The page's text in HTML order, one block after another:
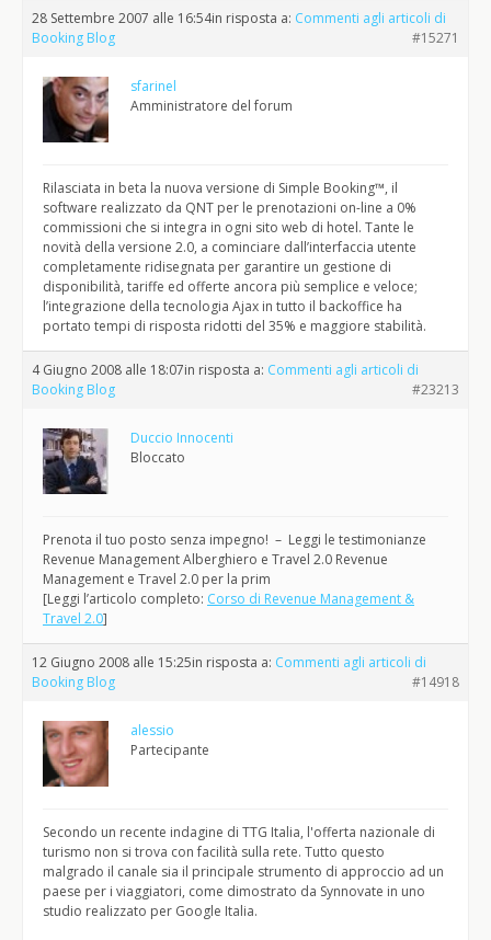
28 Settembre 2007 alle 16:54in risposta a: Commenti agli articoli di
Booking Blog
#15271
sfarinel
Amministratore del forum
Rilasciata in beta la nuova versione di Simple Booking™, il
software realizzato da QNT per le prenotazioni on-line a 0%
commissioni che si integra in ogni sito web di hotel. Tante le
novità della versione 2.0, a cominciare dall’interfaccia utente
completamente ridisegnata per garantire un gestione di
disponibilità, tariffe ed offerte ancora più semplice e veloce;
l’integrazione della tecnologia Ajax in tutto il backoffice ha
portato tempi di risposta ridotti del 35% e maggiore stabilità.
4 Giugno 2008 alle 18:07in risposta a: Commenti agli articoli di
Booking Blog
#23213
Duccio Innocenti
Bloccato
Prenota il tuo posto senza impegno! – Leggi le testimonianze
Revenue Management Alberghiero e Travel 2.0 Revenue
Management e Travel 2.0 per la prim
[Leggi l’articolo completo: Corso di Revenue Management &
Travel 2.0]
12 Giugno 2008 alle 15:25in risposta a: Commenti agli articoli di
Booking Blog
#14918
alessio
Partecipante
Secondo un recente indagine di TTG Italia, l'offerta nazionale di
turismo non si trova con facilità sulla rete. Tutto questo
malgrado il canale sia il principale strumento di approccio ad un
paese per i viaggiatori, come dimostrato da Synnovate in uno
studio realizzato per Google Italia.